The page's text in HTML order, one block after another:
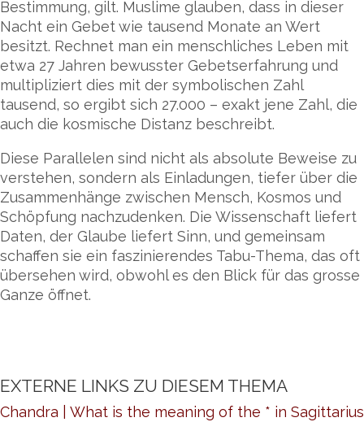
Bestimmung, gilt. Muslime glauben, dass in dieser
Nacht ein Gebet wie tausend Monate an Wert
besitzt. Rechnet man ein menschliches Leben mit
etwa 27 Jahren bewusster Gebetserfahrung und
multipliziert dies mit der symbolischen Zahl
tausend, so ergibt sich 27.000 – exakt jene Zahl, die
auch die kosmische Distanz beschreibt.
Diese Parallelen sind nicht als absolute Beweise zu
verstehen, sondern als Einladungen, tiefer über die
Zusammenhänge zwischen Mensch, Kosmos und
Schöpfung nachzudenken. Die Wissenschaft liefert
Daten, der Glaube liefert Sinn, und gemeinsam
schaffen sie ein faszinierendes Tabu-Thema, das oft
übersehen wird, obwohl es den Blick für das grosse
Ganze öffnet.
EXTERNE LINKS ZU DIESEM THEMA
Chandra | What is the meaning of the * in Sagittarius